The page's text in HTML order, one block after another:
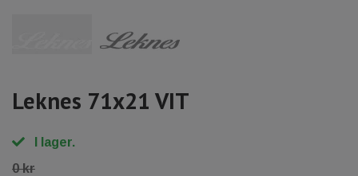
Leknes 71x21 VIT
I lager.
0 kr